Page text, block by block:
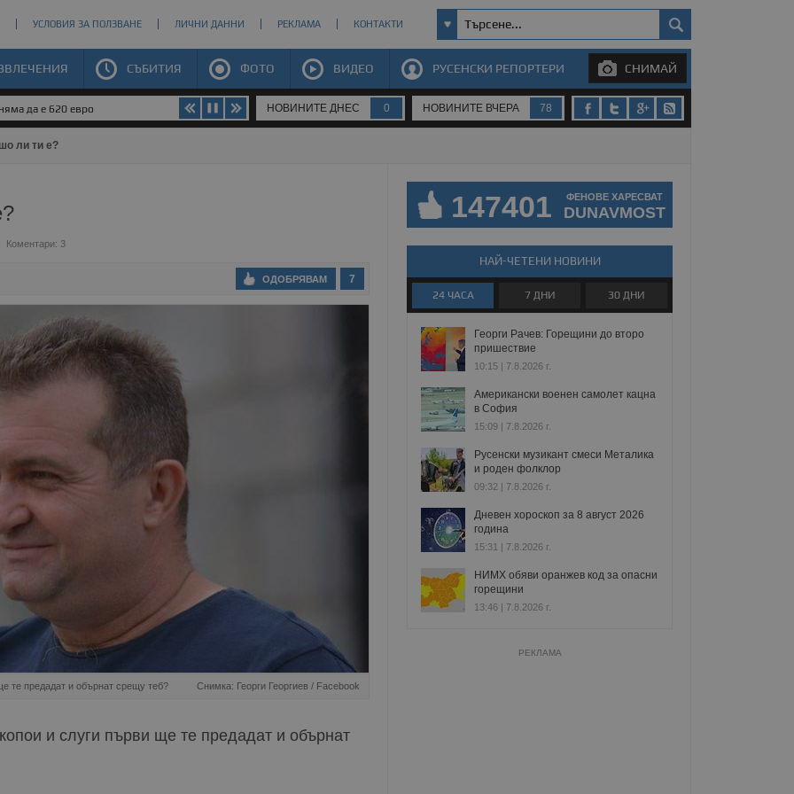
УСЛОВИЯ ЗА ПОЛЗВАНЕ ЛИЧНИ ДАННИ РЕКЛАМА КОНТАКТИ
СЪБИТИЯ ФОТО ВИДЕО РУСЕНСКИ РЕПОРТЕРИ СНИМАЙ
да е 620 евро НОВИНИТЕ ДНЕС 0 НОВИНИТЕ ВЧЕРА 78
ли ти е?
Коментари: 3
7
ОДОБРЯВАМ
те предадат и обърнат срещу теб? Снимка: Георги Георгиев / Facebook
и слуги първи ще те предадат и обърнат
147401 ФЕНОВЕ ХАРЕСВАТ
DUNAVMOST
НАЙ-ЧЕТЕНИ НОВИНИ
24 ЧАСА 7 ДНИ 30 ДНИ
Георги Рачев: Горещини до второ
пришествие
10:15 | 7.8.2026 г.
Американски военен самолет кацна
в София
15:09 | 7.8.2026 г.
Русенски музикант смеси Металика
и роден фолклор
09:32 | 7.8.2026 г.
Дневен хороскоп за 8 август 2026
година
15:31 | 7.8.2026 г.
НИМХ обяви оранжев код за опасни
горещини
13:46 | 7.8.2026 г.
РЕКЛАМА